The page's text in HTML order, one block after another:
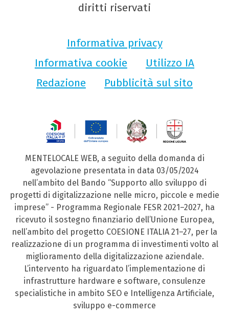
diritti riservati
Informativa privacy
Informativa cookie
Utilizzo IA
Redazione
Pubblicità sul sito
MENTELOCALE WEB, a seguito della domanda di
agevolazione presentata in data 03/05/2024
nell’ambito del Bando “Supporto allo sviluppo di
progetti di digitalizzazione nelle micro, piccole e medie
imprese” - Programma Regionale FESR 2021–2027, ha
ricevuto il sostegno finanziario dell’Unione Europea,
nell’ambito del progetto COESIONE ITALIA 21–27, per la
realizzazione di un programma di investimenti volto al
miglioramento della digitalizzazione aziendale.
L’intervento ha riguardato l’implementazione di
infrastrutture hardware e software, consulenze
specialistiche in ambito SEO e Intelligenza Artificiale,
sviluppo e-commerce